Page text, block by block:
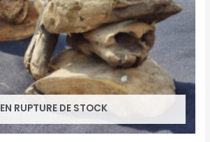
EN RUPTURE DE STOCK